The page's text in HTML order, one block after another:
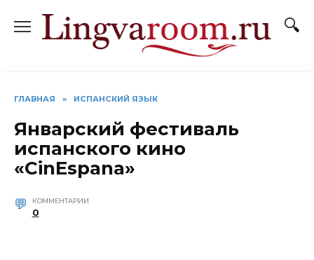
содержанию
ГЛАВНАЯ » ИСПАНСКИЙ ЯЗЫК
Январский фестиваль
испанского кино
«CinEspana»
КОММЕНТАРИИ
0